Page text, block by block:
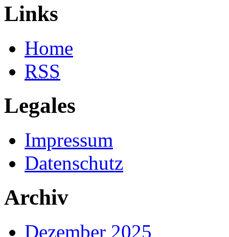
Links
Home
RSS
Legales
Impressum
Datenschutz
Archiv
Dezember 2025